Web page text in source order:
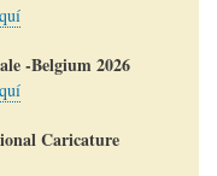
-Belgium 2026
Caricature